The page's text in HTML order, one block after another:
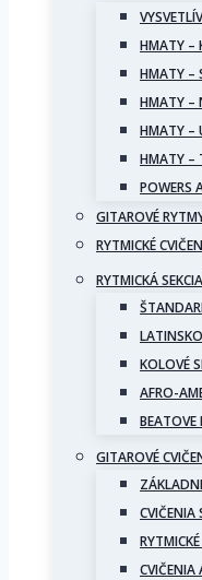
HMATY –
HMATY –
HMATY –
HMATY –
HMATY –
POWERS
GITAROVÉ
RYTMICKÉ
RYTMICKÁ SEKCIA
KOLOVÉ
AFRO-
BEATOVE
GITAROVÉ
CVIČENIA
CVIČENIA